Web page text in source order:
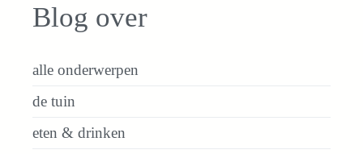
Blog over
alle onderwerpen
de tuin
eten & drinken